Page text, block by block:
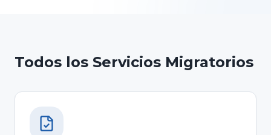
Todos los Servicios Migratorios